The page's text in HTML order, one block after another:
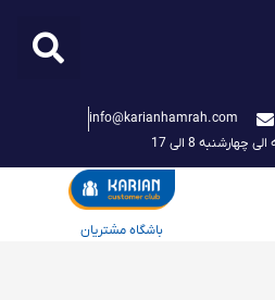
info@karianhamrah.com
چهارشنبه 8 الی 17
باشگاه مشتریان